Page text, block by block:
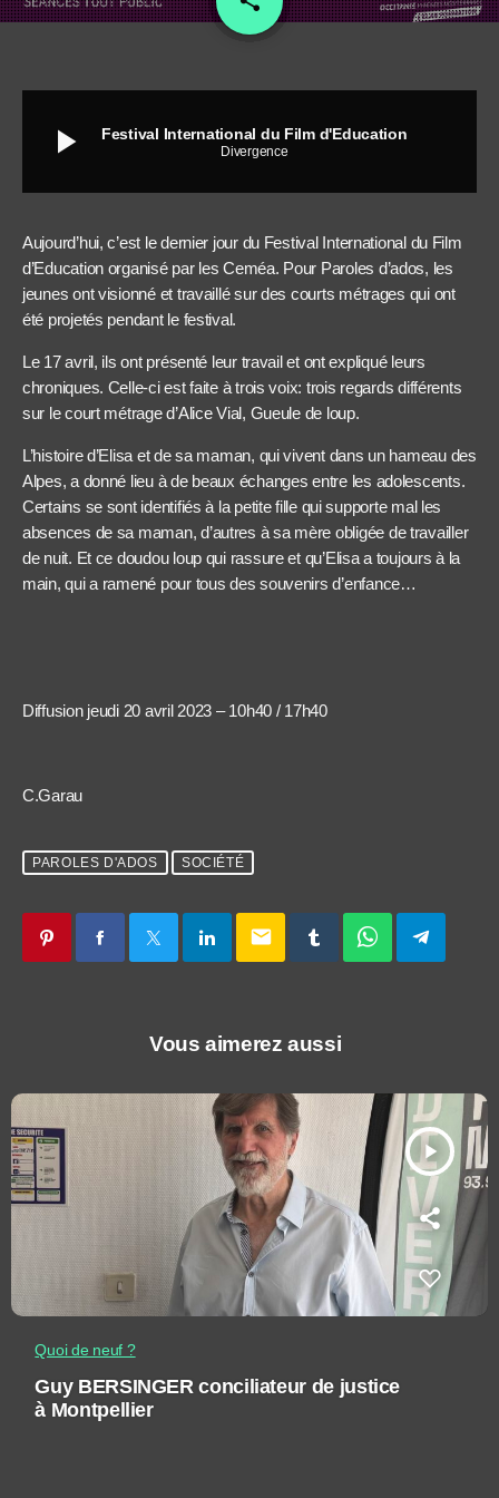
play_arrow Festival International du Film d'Education
Divergence
Aujourd’hui, c’est le dernier jour du Festival International du Film
d’Education organisé par les Ceméa. Pour Paroles d’ados, les
jeunes ont visionné et travaillé sur des courts métrages qui ont
été projetés pendant le festival.
Le 17 avril, ils ont présenté leur travail et ont expliqué leurs
chroniques. Celle-ci est faite à trois voix: trois regards différents
sur le court métrage d’Alice Vial, Gueule de loup.
L’histoire d’Elisa et de sa maman, qui vivent dans un hameau des
Alpes, a donné lieu à de beaux échanges entre les adolescents.
Certains se sont identifiés à la petite fille qui supporte mal les
absences de sa maman, d’autres à sa mère obligée de travailler
de nuit. Et ce doudou loup qui rassure et qu’Elisa a toujours à la
main, qui a ramené pour tous des souvenirs d’enfance…
Diffusion jeudi 20 avril 2023 – 10h40 / 17h40
C.Garau
PAROLES D'ADOS SOCIÉTÉ
email
Vous aimerez aussi
play_arrow
Quoi de neuf ?
Guy BERSINGER conciliateur de justice
à Montpellier